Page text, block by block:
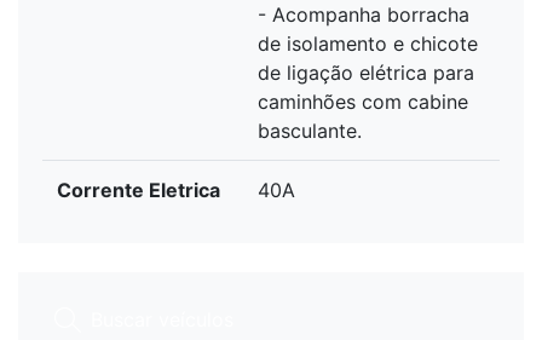
- Acompanha borracha
de isolamento e chicote
de ligação elétrica para
caminhões com cabine
basculante.
Corrente Eletrica 40A